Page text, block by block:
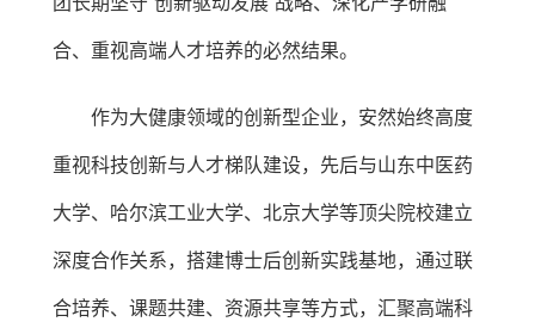
合、重视高端人才培养的必然结果。
作为大健康领域的创新型企业，安然始终高度
重视科技创新与人才梯队建设，先后与山东中医药
大学、哈尔滨工业大学、北京大学等顶尖院校建立
深度合作关系，搭建博士后创新实践基地，通过联
合培养、课题共建、资源共享等方式，汇聚高端科